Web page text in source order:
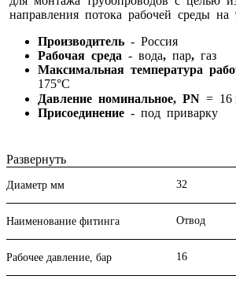
направления потока рабочей среды на
Производитель - Россия
Рабочая среда - вода, пар, газ
Максимальная температура
175°С
Давление номинальное, PN = 16
Присоединение - под приварку
Трубные заготовки оцинкованные (сгоны,
отводы, переходы) и фитинги для
заказать с доставкой в ваш город. Мы
по подбору необходимых
необходимую консультационную помощь
клиентов.
Развернуть
Диаметр мм 32
Наименование фитинга Отвод
Рабочее давление, бар 16